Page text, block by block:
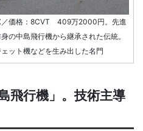
／価格：8CVT 409万2000円。先進
の中島飛行機から継承された伝統。
ット機などを生み出した名門
飛行機」。技術主導